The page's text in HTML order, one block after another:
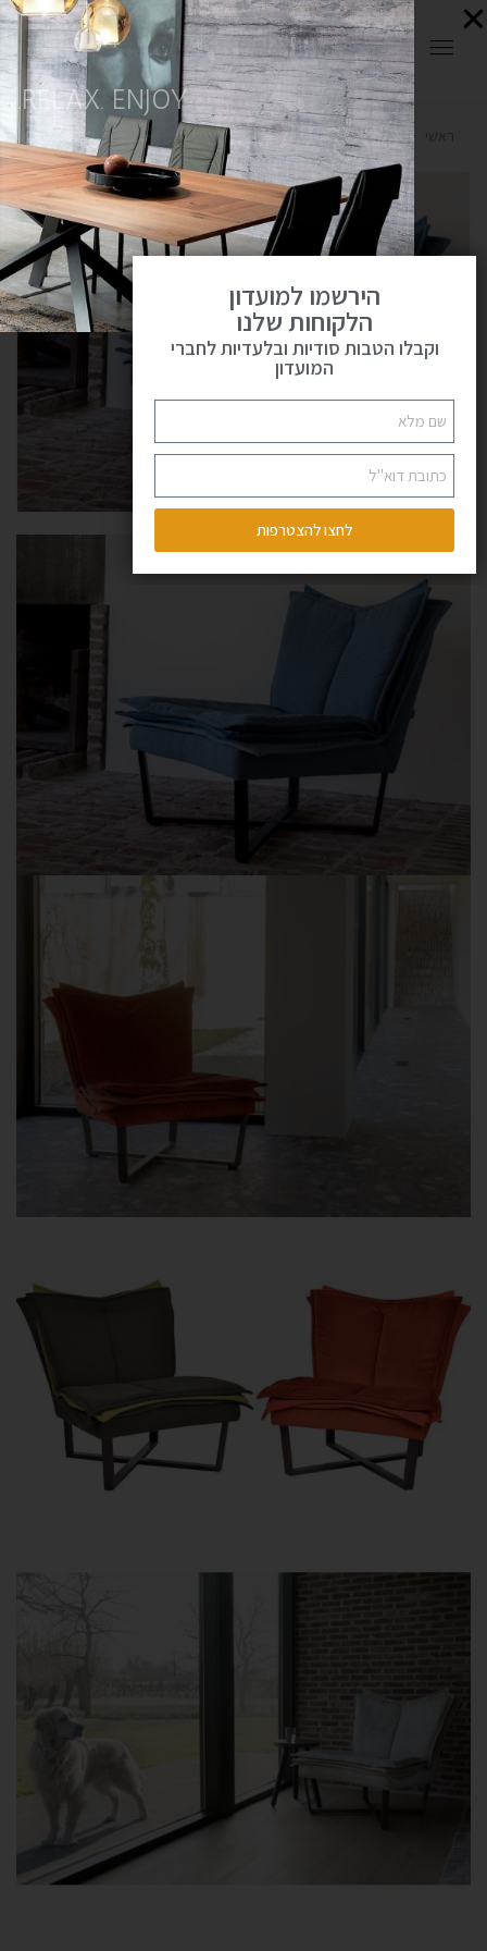
כורסאות מעוצבות כורסא דגם FLO MOOME
RELAX. ENJOY.
הירשמו למועדון
הלקוחות שלנו
וקבלו הטבות סודיות ובלעדיות לחברי
המועדון
לחצו להצטרפות